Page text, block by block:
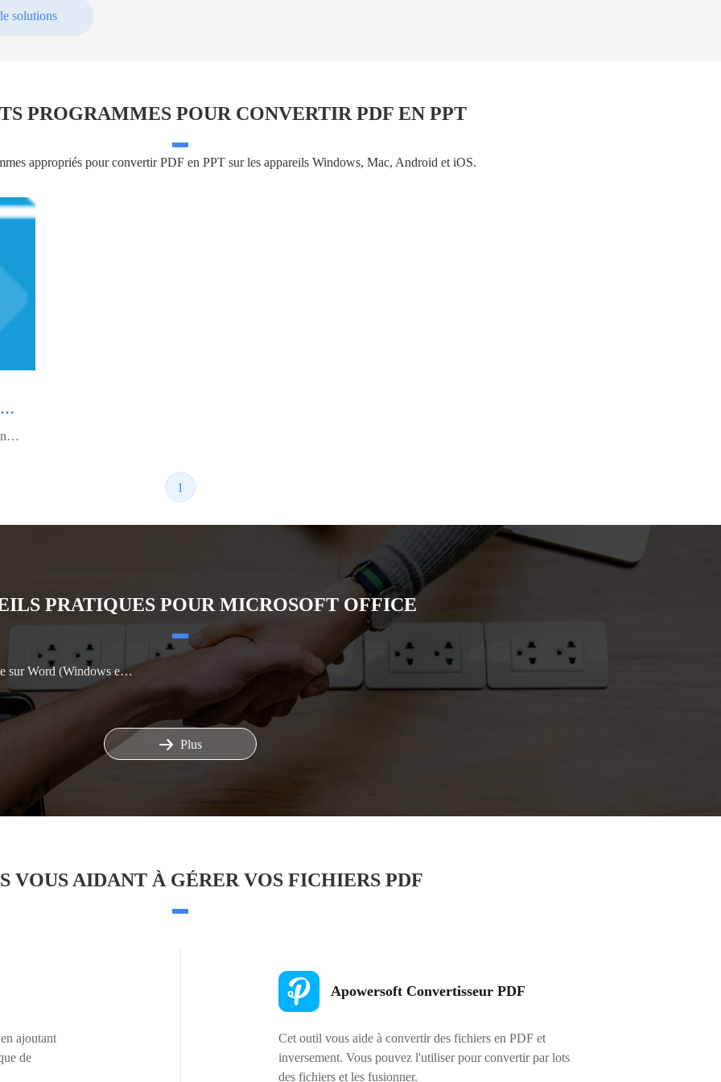
solutions
PROGRAMMES POUR CONVERTIR PDF EN PPT
appropriés pour convertir PDF en PPT sur les appareils Windows, Mac, Android et iOS.
Top 4 des applications PDF pour Android
A la recherche d'applications PDF pour Android, regardez la liste impressionnante des lecteurs PDF mobiles suivante. Lisez cet article !
1
PRATIQUES POUR MICROSOFT OFFICE
(Windows et Mac inclus)
Plus
VOUS AIDANT À GÉRER VOS FICHIERS PDF
ajoutant
de
Apowersoft Convertisseur PDF
Cet outil vous aide à convertir des fichiers en PDF et
inversement. Vous pouvez l'utiliser pour convertir par lots
des fichiers et les fusionner.